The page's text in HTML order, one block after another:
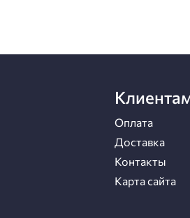
Оплата
Доставка
Контакты
Карта сайта